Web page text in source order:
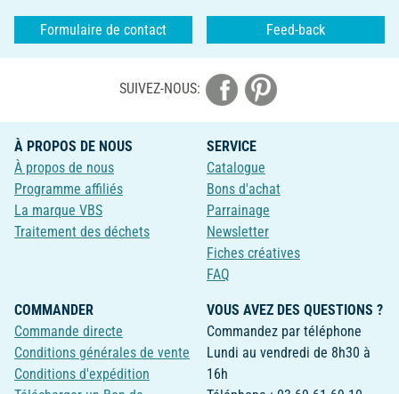
Formulaire de contact Feed-back
SUIVEZ-NOUS:
À PROPOS DE NOUS
À propos de nous
Programme affiliés
La marque VBS
Traitement des déchets
SERVICE
Catalogue
Bons d'achat
Parrainage
Newsletter
Fiches créatives
FAQ
COMMANDER
Commande directe
Conditions générales de vente
Conditions d'expédition
VOUS AVEZ DES QUESTIONS ?
Commandez par téléphone
Lundi au vendredi de 8h30 à
16h